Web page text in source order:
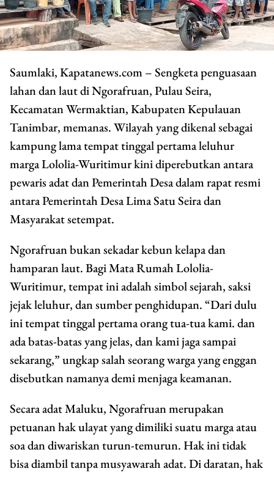
Saumlaki, Kapatanews.com – Sengketa penguasaan
lahan dan laut di Ngorafruan, Pulau Seira,
Kecamatan Wermaktian, Kabupaten Kepulauan
Tanimbar, memanas. Wilayah yang dikenal sebagai
kampung lama tempat tinggal pertama leluhur
marga Lololia-Wuritimur kini diperebutkan antara
pewaris adat dan Pemerintah Desa dalam rapat resmi
antara Pemerintah Desa Lima Satu Seira dan
Masyarakat setempat.
Ngorafruan bukan sekadar kebun kelapa dan
hamparan laut. Bagi Mata Rumah Lololia-
Wuritimur, tempat ini adalah simbol sejarah, saksi
jejak leluhur, dan sumber penghidupan. “Dari dulu
ini tempat tinggal pertama orang tua-tua kami. dan
ada batas-batas yang jelas, dan kami jaga sampai
sekarang,” ungkap salah seorang warga yang enggan
disebutkan namanya demi menjaga keamanan.
Secara adat Maluku, Ngorafruan merupakan
petuanan hak ulayat yang dimiliki suatu marga atau
soa dan diwariskan turun-temurun. Hak ini tidak
bisa diambil tanpa musyawarah adat. Di daratan, hak